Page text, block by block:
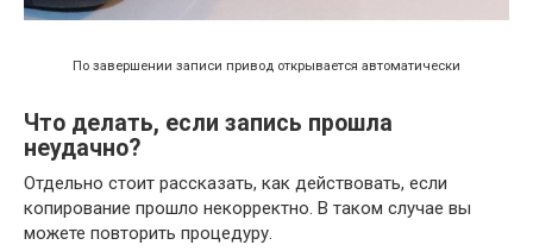
По завершении записи привод открывается автоматически
Что делать, если запись прошла
неудачно?
Отдельно стоит рассказать, как действовать, если
копирование прошло некорректно. В таком случае вы
можете повторить процедуру.